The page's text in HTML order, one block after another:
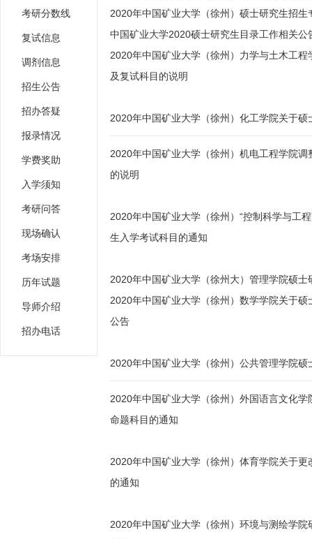
考研分数线
复试信息
调剂信息
招生公告
招办答疑
报录情况
学费奖助
入学须知
考研问答
现场确认
考场安排
历年试题
导师介绍
招办电话
2020年中国矿业大学（徐州）硕士研究生招生
中国矿业大学2020硕士研究生目录工作相关公
2020年中国矿业大学（徐州）力学与土木工
及复试科目的说明
2020年中国矿业大学（徐州）化工学院关于硕
2020年中国矿业大学（徐州）机电工程学院
的说明
2020年中国矿业大学（徐州）“控制科学与工
生入学考试科目的通知
2020年中国矿业大学（徐州大）管理学院硕
2020年中国矿业大学（徐州）数学学院关于
公告
2020年中国矿业大学（徐州）公共管理学院硕
2020年中国矿业大学（徐州）外国语言文化
命题科目的通知
2020年中国矿业大学（徐州）体育学院关于
的通知
2020年中国矿业大学（徐州）环境与测绘学